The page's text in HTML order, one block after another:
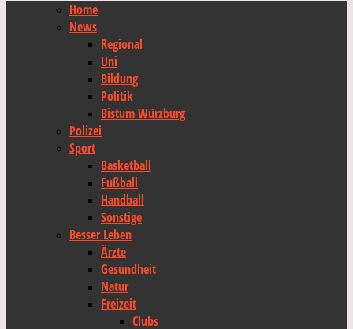
Home
News
Regional
Uni
Bildung
Politik
Bistum Würzburg
Polizei
Sport
Basketball
Fußball
Handball
Sonstige
Besser Leben
Ärzte
Gesundheit
Natur
Freizeit
Clubs